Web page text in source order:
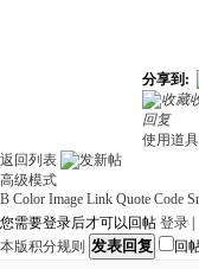
分享到:
回复
使用道具
返回列表
高级模式
B Color Image Link Quote Code
您需要登录后才可以回帖 登录
本版积分规则 发表回复 回